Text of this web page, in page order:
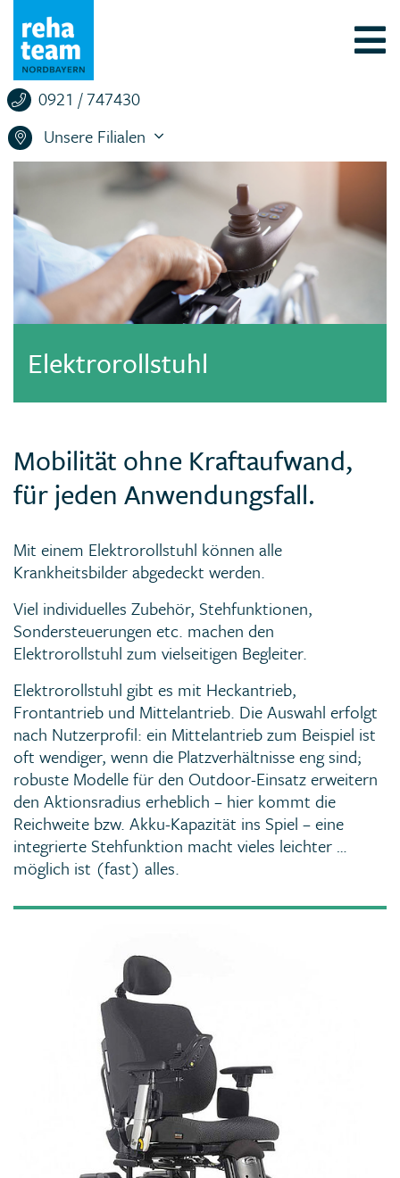
0921 / 747430
Unsere Filialen
Elektrorollstuhl
Mobilität ohne Kraftaufwand,
für jeden Anwendungsfall.
Mit einem Elektrorollstuhl können alle
Krankheitsbilder abgedeckt werden.
Viel individuelles Zubehör, Stehfunktionen,
Sondersteuerungen etc. machen den
Elektrorollstuhl zum vielseitigen Begleiter.
Elektrorollstuhl gibt es mit Heckantrieb,
Frontantrieb und Mittelantrieb. Die Auswahl erfolgt
nach Nutzerprofil: ein Mittelantrieb zum Beispiel ist
oft wendiger, wenn die Platzverhältnisse eng sind;
robuste Modelle für den Outdoor-Einsatz erweitern
den Aktionsradius erheblich – hier kommt die
Reichweite bzw. Akku-Kapazität ins Spiel – eine
integrierte Stehfunktion macht vieles leichter …
möglich ist (fast) alles.